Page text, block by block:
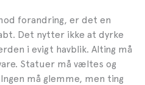
forandring, er det en
Det nytter ikke at dyrke
i evigt havblik. Alting må
Statuer må væltes og
må glemme, men ting